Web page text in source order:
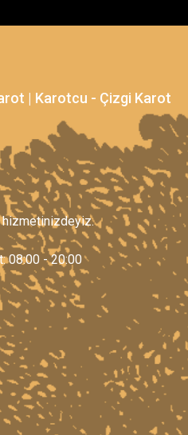
| Karotcu - Çizgi Karot
08:00 - 20:00